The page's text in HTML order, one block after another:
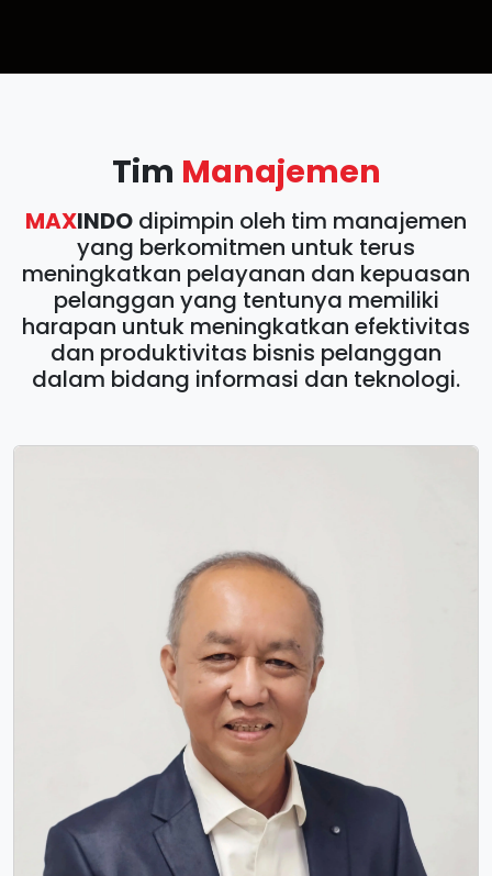
Tim Manajemen
MAXINDO dipimpin oleh tim manajemen
yang berkomitmen untuk terus
meningkatkan pelayanan dan kepuasan
pelanggan yang tentunya memiliki
harapan untuk meningkatkan efektivitas
dan produktivitas bisnis pelanggan
dalam bidang informasi dan teknologi.